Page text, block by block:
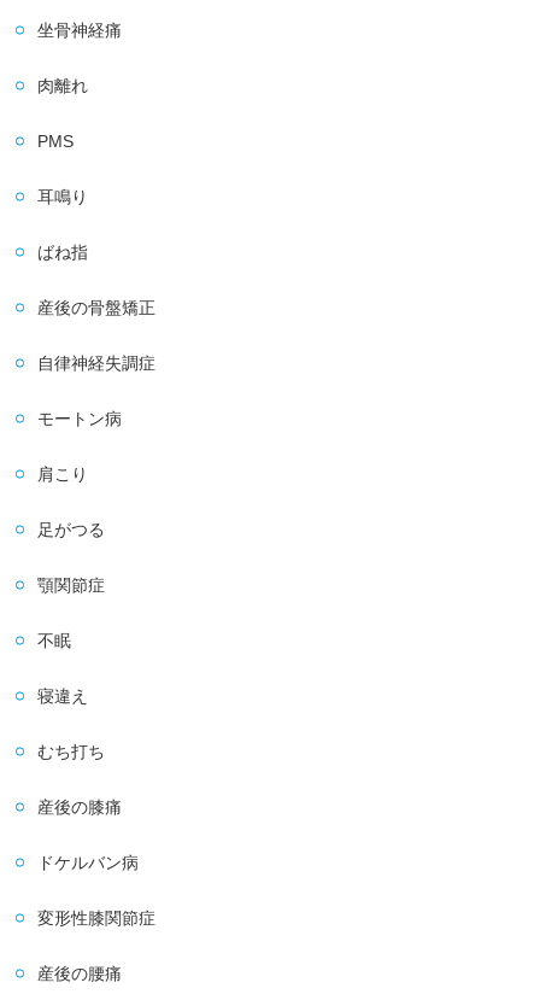
坐骨神経痛
肉離れ
PMS
耳鳴り
ばね指
産後の骨盤矯正
自律神経失調症
モートン病
肩こり
足がつる
顎関節症
不眠
寝違え
むち打ち
産後の膝痛
ドケルバン病
変形性膝関節症
産後の腰痛